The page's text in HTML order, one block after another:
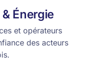
Énergie
et opérateurs
des acteurs